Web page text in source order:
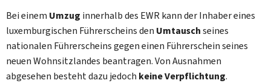
Bei einem Umzug innerhalb des EWR kann der Inhaber eines
luxemburgischen Führerscheins den Umtauschseines
nationalen Führerscheins gegen einen Führerschein seines
neuen Wohnsitzlandes beantragen. Von Ausnahmen
abgesehen besteht dazu jedoch keine Verpflichtung.